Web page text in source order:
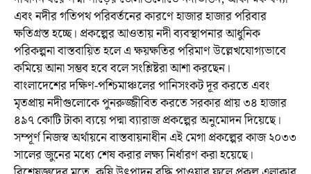
এবং নদীর গতিপথ পরিবর্তনের কারণে হাজার হাজার পরিবার
ক্ষতিগ্রস্ত হচ্ছে। প্রকল্পের আওতায় নদী ব্যবস্থাপনার আধুনিক
পরিকল্পনা বাস্তবায়িত হলে এ ক্ষয়ক্ষতির পরিমাণ উল্লেখযোগ্যভাবে
কমিয়ে আনা সম্ভব হবে বলে সংশ্লিষ্টরা আশা করছেন।
বাংলাদেশের দক্ষিণ-পশ্চিমাঞ্চলের পানিসংকট দূর করতে এবং
মৃতপ্রায় নদীগুলোকে পুনরুজ্জীবিত করতে সরকার প্রায় ৩৪ হাজার
৪৯৭ কোটি টাকা ব্যয়ে পদ্মা ব্যারাজ প্রকল্পের অনুমোদন দিয়েছে।
সম্পূর্ণ নিজস্ব অর্থায়নে বাস্তবায়নাধীন এই মেগা প্রকল্পের কাজ ২০৩৩
সালের জুনের মধ্যে শেষ করার লক্ষ্য নির্ধারণ করা হয়েছে।